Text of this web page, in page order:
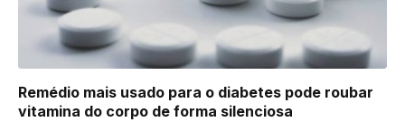
Remédio mais usado para o diabetes pode roubar
vitamina do corpo de forma silenciosa